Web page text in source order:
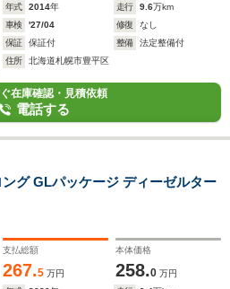
年式
2014年 走行 9.6万km
車検
'27/04 修復
なし
保証
保証付 整備
法定整備付
住所
北海道札幌市豊平区
在庫確認・見積依頼
電話する
グ GLパッケージ ディーゼルター
支払総額
267.5 万円
本体価格
258.0 万円